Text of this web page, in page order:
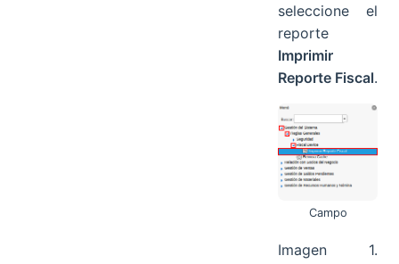
seleccione el
reporte
Imprimir
Reporte Fiscal.
Campo
Imagen 1.